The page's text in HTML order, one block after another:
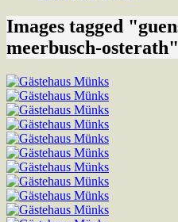
Images tagged
meerbusch-osterath"